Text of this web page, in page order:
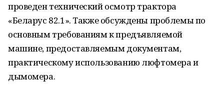
проведен технический осмотр трактора
«Беларус 82.1». Также обсуждены проблемы по
основным требованиям к предъявляемой
машине, предоставляемым документам,
практическому использованию люфтомера и
дымомера.